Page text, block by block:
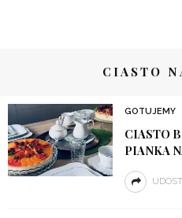
CIASTO
GOTUJEMY
CIASTO
PIANKA